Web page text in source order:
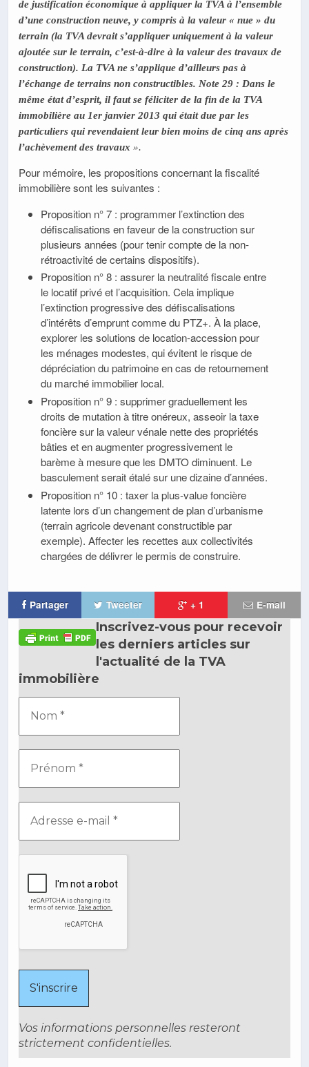
de justification économique à appliquer la TVA à l’ensemble
d’une construction neuve, y compris à la valeur « nue » du
terrain (la TVA devrait s’appliquer uniquement à la valeur
ajoutée sur le terrain, c’est-à-dire à la valeur des travaux de
construction). La TVA ne s’applique d’ailleurs pas à
l’échange de terrains non constructibles. Note 29 : Dans le
même état d’esprit, il faut se féliciter de la fin de la TVA
immobilière au 1er janvier 2013 qui était due par les
particuliers qui revendaient leur bien moins de cinq ans après
l’achèvement des travaux ».
Pour mémoire, les propositions concernant la fiscalité
immobilière sont les suivantes :
Proposition n° 7 : programmer l’extinction des
défiscalisations en faveur de la construction sur
plusieurs années (pour tenir compte de la non-
rétroactivité de certains dispositifs).
Proposition n° 8 : assurer la neutralité fiscale entre
le locatif privé et l’acquisition. Cela implique
l’extinction progressive des défiscalisations
d’intérêts d’emprunt comme du PTZ+. À la place,
explorer les solutions de location-accession pour
les ménages modestes, qui évitent le risque de
dépréciation du patrimoine en cas de retournement
du marché immobilier local.
Proposition n° 9 : supprimer graduellement les
droits de mutation à titre onéreux, asseoir la taxe
foncière sur la valeur vénale nette des propriétés
bâties et en augmenter progressivement le
barème à mesure que les DMTO diminuent. Le
basculement serait étalé sur une dizaine d’années.
Proposition n° 10 : taxer la plus-value foncière
latente lors d’un changement de plan d’urbanisme
(terrain agricole devenant constructible par
exemple). Affecter les recettes aux collectivités
chargées de délivrer le permis de construire.
Partager Tweeter + 1 E-mail
Inscrivez-vous pour recevoir
les derniers articles sur
l'actualité de la TVA
immobilière
Vos informations personnelles resteront
strictement confidentielles.